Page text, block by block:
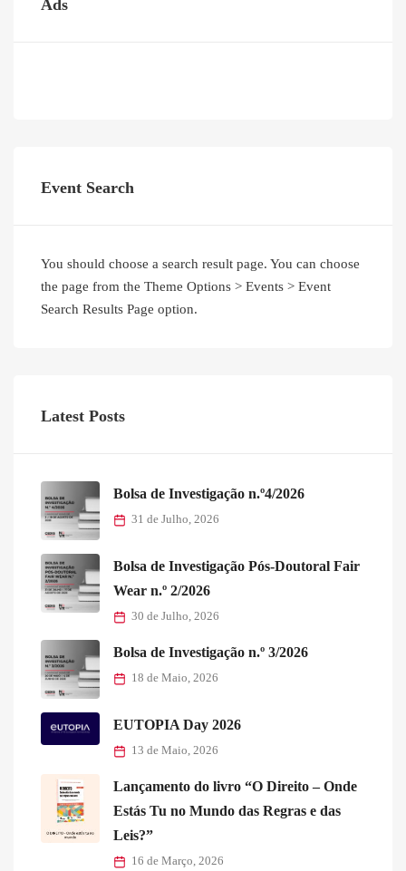
Ads
Event Search
You should choose a search result page. You can choose
the page from the Theme Options > Events > Event
Search Results Page option.
Latest Posts
Bolsa de Investigação n.º4/2026
31 de Julho, 2026
Bolsa de Investigação Pós-Doutoral Fair
Wear n.º 2/2026
30 de Julho, 2026
Bolsa de Investigação n.º 3/2026
18 de Maio, 2026
EUTOPIA Day 2026
13 de Maio, 2026
Lançamento do livro “O Direito – Onde
Estás Tu no Mundo das Regras e das
Leis?”
16 de Março, 2026